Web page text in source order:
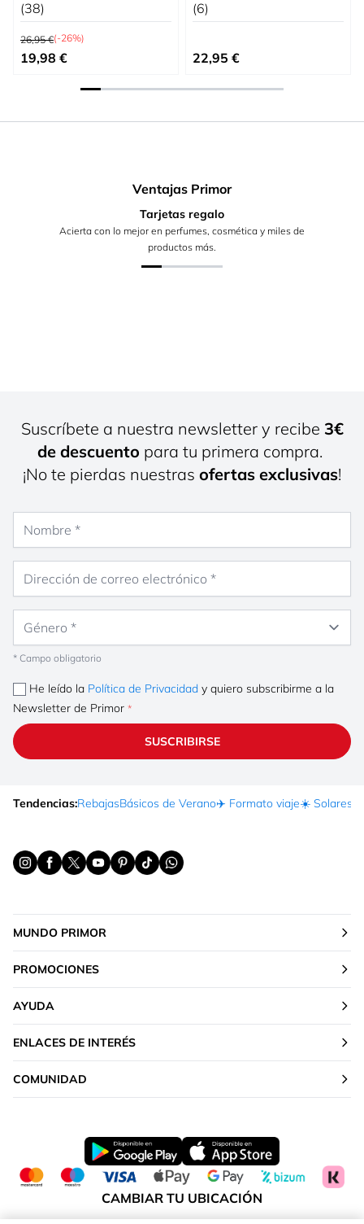
(38)
Precio habitual
26,95 €(-26%)
Precio especial
19,98 €
(6)
22,95 €
Ventajas Primor
Tarjetas regalo
Acierta con lo mejor en perfumes, cosmética y miles de
productos más.
Suscríbete a nuestra newsletter y recibe 3€
de descuento para tu primera compra.
¡No te pierdas nuestras ofertas exclusivas!
* Campo obligatorio
He leído la Política de Privacidad y quiero subscribirme a la
Newsletter de Primor
SUSCRIBIRSE
Tendencias:RebajasBásicos de Verano✈️ Formato viaje☀️ Solares
MUNDO PRIMOR
PROMOCIONES
AYUDA
ENLACES DE INTERÉS
COMUNIDAD
CAMBIAR TU UBICACIÓN